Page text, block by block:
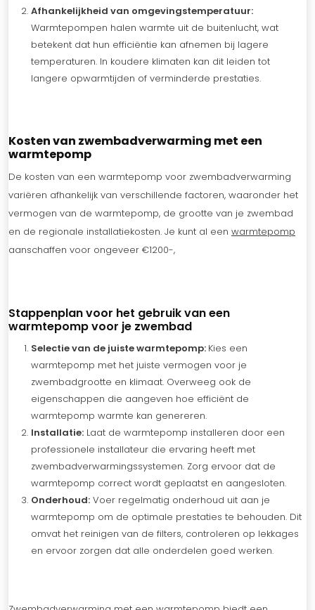
Afhankelijkheid van omgevingstemperatuur:
Warmtepompen halen warmte uit de buitenlucht, wat
betekent dat hun efficiëntie kan afnemen bij lagere
temperaturen. In koudere klimaten kan dit leiden tot
langere opwarmtijden of verminderde prestaties.
Kosten van zwembadverwarming met een
warmtepomp
De kosten van een warmtepomp voor zwembadverwarming
variëren afhankelijk van verschillende factoren, waaronder het
vermogen van de warmtepomp, de grootte van je zwembad
en de regionale installatiekosten. Je kunt al een warmtepomp
aanschaffen voor ongeveer €1200-,
Stappenplan voor het gebruik van een
warmtepomp voor je zwembad
Selectie van de juiste warmtepomp: Kies een
warmtepomp met het juiste vermogen voor je
zwembadgrootte en klimaat. Overweeg ook de
eigenschappen die aangeven hoe efficiënt de
warmtepomp warmte kan genereren.
Installatie: Laat de warmtepomp installeren door een
professionele installateur die ervaring heeft met
zwembadverwarmingssystemen. Zorg ervoor dat de
warmtepomp correct wordt geplaatst en aangesloten.
Onderhoud: Voer regelmatig onderhoud uit aan je
warmtepomp om de optimale prestaties te behouden. Dit
omvat het reinigen van de filters, controleren op lekkages
en ervoor zorgen dat alle onderdelen goed werken.